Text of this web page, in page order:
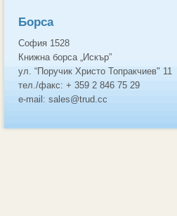
Борса
София 1528
Книжна борса „Искър”
ул. “Поручик Христо Топракчиев" 11
тел./факс: + 359 2 846 75 29
e-mail: sales@trud.cc